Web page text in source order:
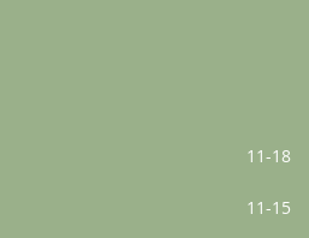
11-18
11-15